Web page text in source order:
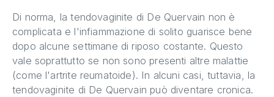
Di norma, la tendovaginite di De Quervain non è
complicata e l'infiammazione di solito guarisce bene
dopo alcune settimane di riposo costante. Questo
vale soprattutto se non sono presenti altre malattie
(come l'artrite reumatoide). In alcuni casi, tuttavia, la
tendovaginite di De Quervain può diventare cronica.